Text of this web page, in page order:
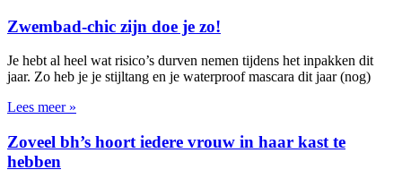
Zwembad-chic zijn doe je zo!
Je hebt al heel wat risico’s durven nemen tijdens het inpakken dit
jaar. Zo heb je je stijltang en je waterproof mascara dit jaar (nog)
Lees meer »
Zoveel bh’s hoort iedere vrouw in haar kast te
hebben